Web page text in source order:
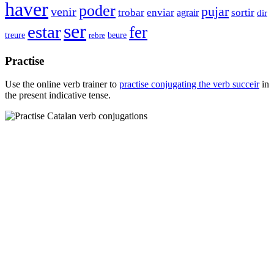
havervenirpoder trobar enviar agrair pujar sortir dir
treure estarser rebre beure fer
Practise
Use the online verb trainer to practise conjugating the verb succeirin
the present indicative tense.